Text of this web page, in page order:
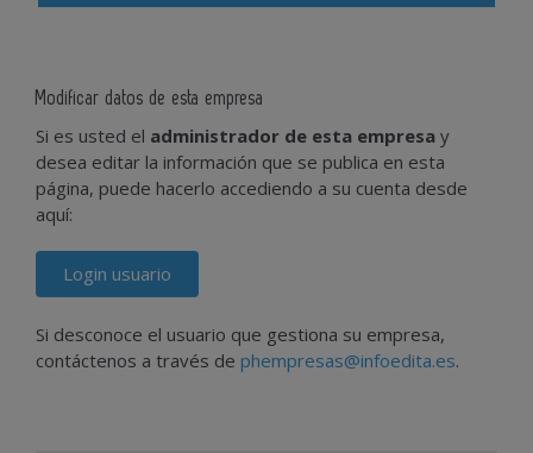
Modificar datos de esta empresa
Si es usted el administrador de esta empresa y
desea editar la información que se publica en esta
página, puede hacerlo accediendo a su cuenta desde
aquí:
Login usuario
Si desconoce el usuario que gestiona su empresa,
contáctenos a través de phempresas@infoedita.es.